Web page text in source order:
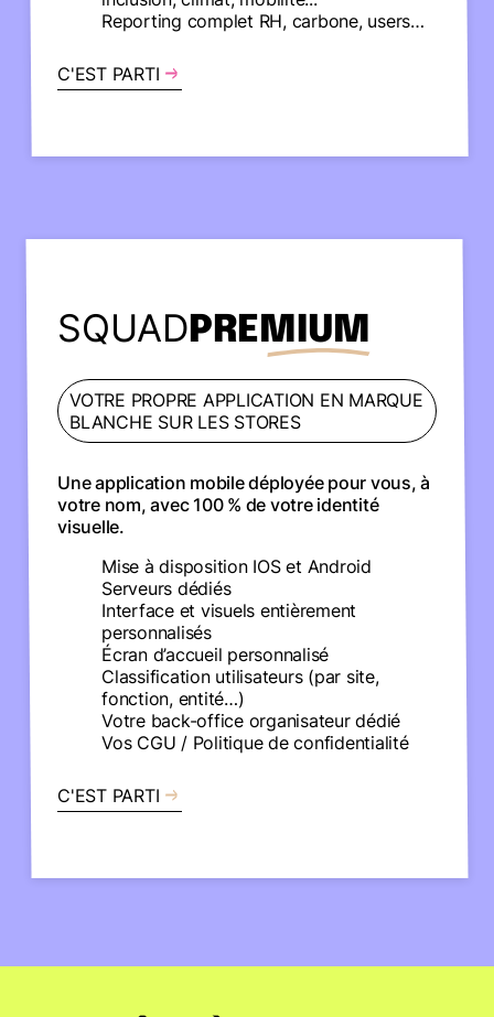
Reporting complet RH, carbone, users…
C'EST PARTI
SQUAD PREMIUM
VOTRE PROPRE APPLICATION EN MARQUE
BLANCHE SUR LES STORES
Une application mobile déployée pour vous, à
votre nom, avec 100 % de votre identité
visuelle.
Mise à disposition IOS et Android
Serveurs dédiés
Interface et visuels entièrement
personnalisés
Écran d’accueil personnalisé
Classification utilisateurs (par site,
fonction, entité…)
Votre back-office organisateur dédié
Vos CGU / Politique de confidentialité
C'EST PARTI